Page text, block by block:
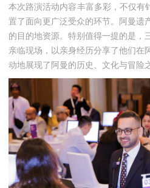
本次路演活动内容丰富多彩，不仅有
置了面向更广泛受众的环节。阿曼遗
的目的地资源。特别值得一提的是，
亲临现场，以亲身经历分享了他们在
动地展现了阿曼的历史、文化与冒险